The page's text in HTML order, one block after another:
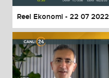
Reel Ekonomi - 22 07 2022